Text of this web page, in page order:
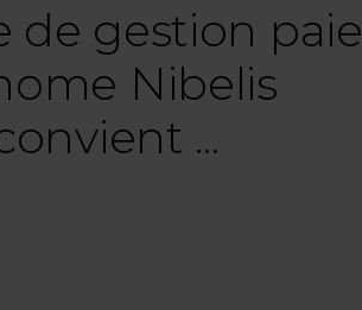
de gestion paie
Nibelis
...